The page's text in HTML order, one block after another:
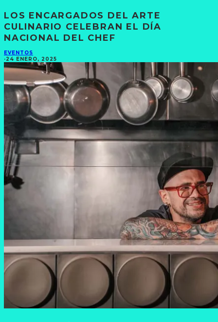
LOS ENCARGADOS DEL ARTE
CULINARIO CELEBRAN EL DÍA
NACIONAL DEL CHEF
EVENTOS
·24 ENERO, 2025